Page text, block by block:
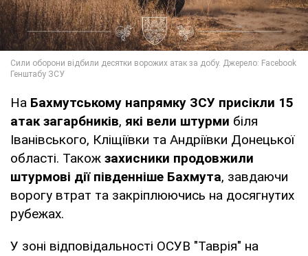
На Бахмутському напрямку ЗСУ присікли 15
атак загарбників, які вели штурми біля
Іванівського, Кліщіївки та Андріївки Донецької
області. Також захисники продовжили
штурмові дії південніше Бахмута, завдаючи
ворогу втрат та закріплюючись на досягнутих
рубежах.
У зоні відповідальності ОСУВ "Таврія" на